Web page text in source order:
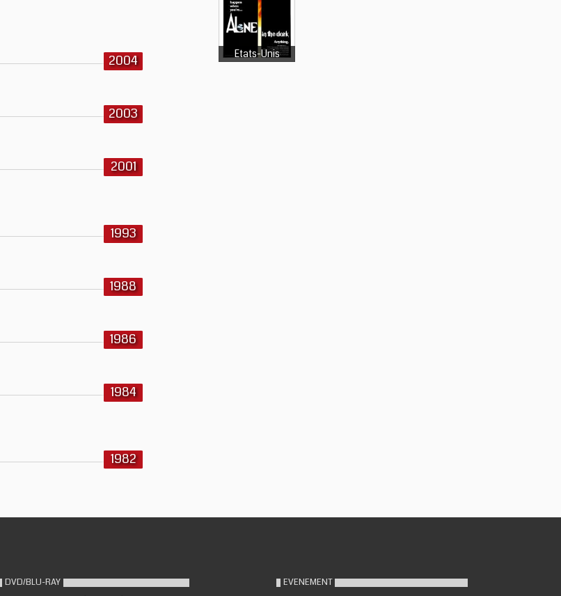
2004
2003
2001
1993
1988
1986
1984
1982
Etats-Unis
DVD/BLU-RAY EVENEMENT